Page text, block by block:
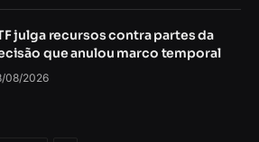
julga recursos contra partes da
que anulou marco temporal
08/2026